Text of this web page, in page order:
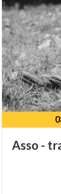
Asso -